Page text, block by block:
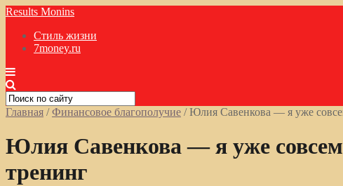
Results Monins
Стиль жизни
7money.ru
Главная /Финансовое благополучие /Юлия Савенкова — я уже
Юлия Савенкова — я уже совсем
тренинг